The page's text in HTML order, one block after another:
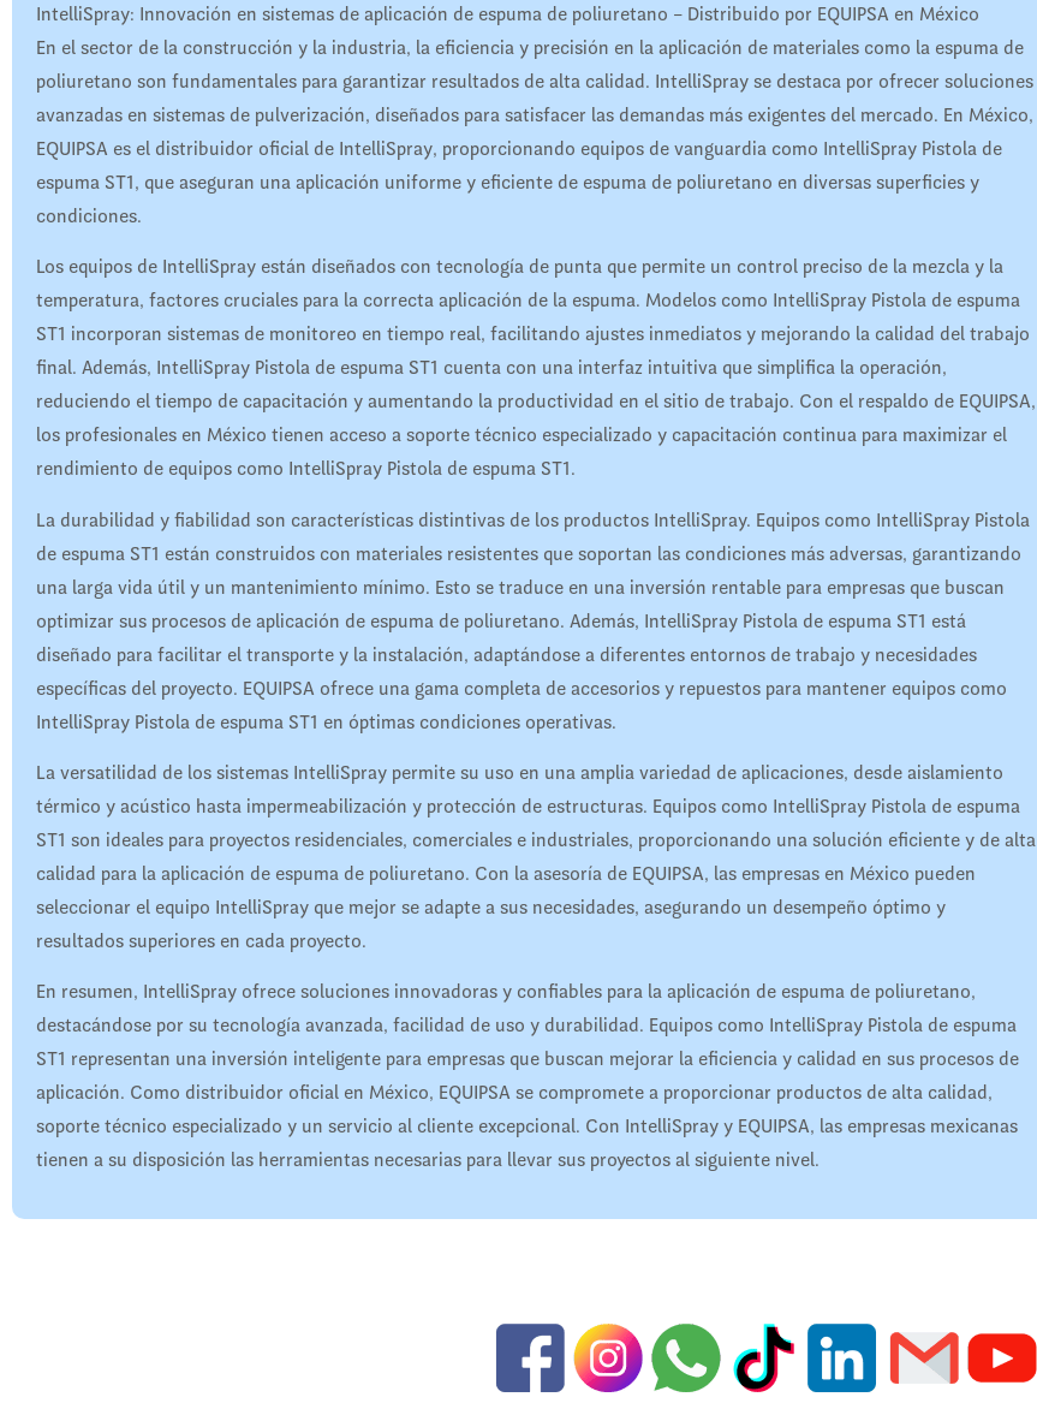
IntelliSpray: Innovación en sistemas de aplicación de espuma de poliuretano – Distribuido por EQUIPSA en México
En el sector de la construcción y la industria, la eficiencia y precisión en la aplicación de materiales como la espuma de
poliuretano son fundamentales para garantizar resultados de alta calidad. IntelliSpray se destaca por ofrecer soluciones
avanzadas en sistemas de pulverización, diseñados para satisfacer las demandas más exigentes del mercado. En México,
EQUIPSA es el distribuidor oficial de IntelliSpray, proporcionando equipos de vanguardia como IntelliSpray Pistola de
espuma ST1, que aseguran una aplicación uniforme y eficiente de espuma de poliuretano en diversas superficies y
condiciones.
Los equipos de IntelliSpray están diseñados con tecnología de punta que permite un control preciso de la mezcla y la
temperatura, factores cruciales para la correcta aplicación de la espuma. Modelos como IntelliSpray Pistola de espuma
ST1 incorporan sistemas de monitoreo en tiempo real, facilitando ajustes inmediatos y mejorando la calidad del trabajo
final. Además, IntelliSpray Pistola de espuma ST1 cuenta con una interfaz intuitiva que simplifica la operación,
reduciendo el tiempo de capacitación y aumentando la productividad en el sitio de trabajo. Con el respaldo de EQUIPSA,
los profesionales en México tienen acceso a soporte técnico especializado y capacitación continua para maximizar el
rendimiento de equipos como IntelliSpray Pistola de espuma ST1.
La durabilidad y fiabilidad son características distintivas de los productos IntelliSpray. Equipos como IntelliSpray Pistola
de espuma ST1 están construidos con materiales resistentes que soportan las condiciones más adversas, garantizando
una larga vida útil y un mantenimiento mínimo. Esto se traduce en una inversión rentable para empresas que buscan
optimizar sus procesos de aplicación de espuma de poliuretano. Además, IntelliSpray Pistola de espuma ST1 está
diseñado para facilitar el transporte y la instalación, adaptándose a diferentes entornos de trabajo y necesidades
específicas del proyecto. EQUIPSA ofrece una gama completa de accesorios y repuestos para mantener equipos como
IntelliSpray Pistola de espuma ST1 en óptimas condiciones operativas.
La versatilidad de los sistemas IntelliSpray permite su uso en una amplia variedad de aplicaciones, desde aislamiento
térmico y acústico hasta impermeabilización y protección de estructuras. Equipos como IntelliSpray Pistola de espuma
ST1 son ideales para proyectos residenciales, comerciales e industriales, proporcionando una solución eficiente y de alta
calidad para la aplicación de espuma de poliuretano. Con la asesoría de EQUIPSA, las empresas en México pueden
seleccionar el equipo IntelliSpray que mejor se adapte a sus necesidades, asegurando un desempeño óptimo y
resultados superiores en cada proyecto.
En resumen, IntelliSpray ofrece soluciones innovadoras y confiables para la aplicación de espuma de poliuretano,
destacándose por su tecnología avanzada, facilidad de uso y durabilidad. Equipos como IntelliSpray Pistola de espuma
ST1 representan una inversión inteligente para empresas que buscan mejorar la eficiencia y calidad en sus procesos de
aplicación. Como distribuidor oficial en México, EQUIPSA se compromete a proporcionar productos de alta calidad,
soporte técnico especializado y un servicio al cliente excepcional. Con IntelliSpray y EQUIPSA, las empresas mexicanas
tienen a su disposición las herramientas necesarias para llevar sus proyectos al siguiente nivel.